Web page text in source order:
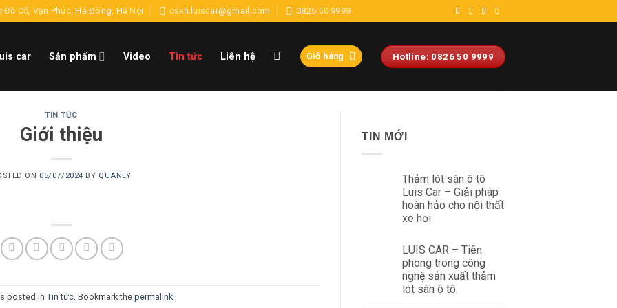
Đồ Cổ, Vạn Phúc, Hà Đông, Hà Nội cskh.luiscar@gmail.com 0826 50 9999
car Sản phẩm Video Tin tức Liên hệ Giỏ hàng Hotline: 0826 50 9999
TIN TỨC
Giới thiệu
ON 05/07/2024 BY QUANLY
posted in Tin tức. Bookmark the permalink.
TIN MỚI
Thảm lót sàn ô tô
Luis Car – Giải pháp
hoàn hảo cho nội thất
xe hơi
LUIS CAR – Tiên
phong trong công
nghệ sản xuất thảm
lót sàn ô tô